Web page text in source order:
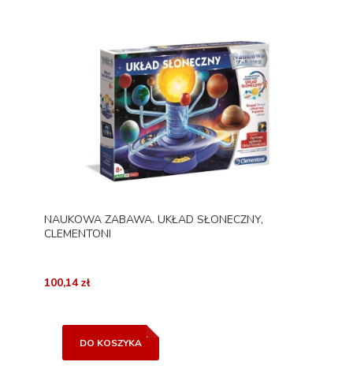
NAUKOWA ZABAWA. UKŁAD SŁONECZNY,
CLEMENTONI
100,14 zł
DO KOSZYKA